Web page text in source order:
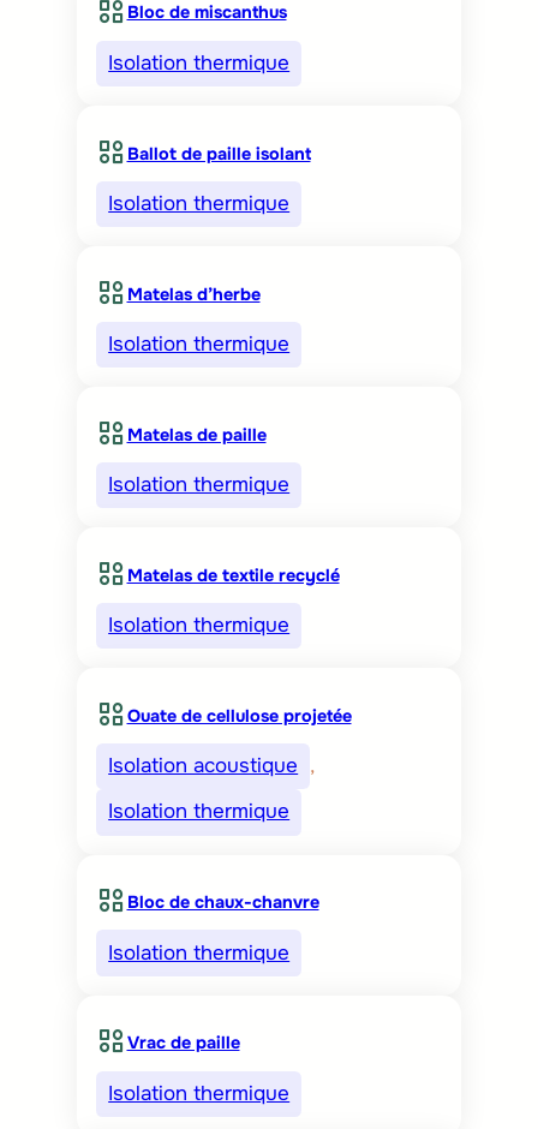
Bloc de miscanthus
Isolation thermique
Ballot de paille isolant
Isolation thermique
Matelas d’herbe
Isolation thermique
Matelas de paille
Isolation thermique
Matelas de textile recyclé
Isolation thermique
Ouate de cellulose projetée
Isolation acoustique ,
Isolation thermique
Bloc de chaux-chanvre
Isolation thermique
Vrac de paille
Isolation thermique